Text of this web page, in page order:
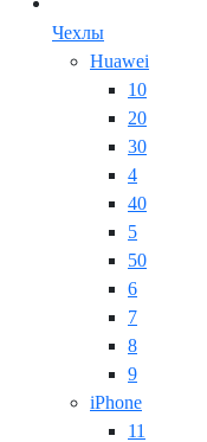
Чехлы
Huawei
10
20
30
4
40
5
50
6
7
8
9
iPhone
11